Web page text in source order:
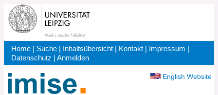
Direkt
zum
Inhalt
Kopfbereich
Home | Suche | Inhaltsübersicht | Kontakt | Impressum |
Datenschutz |Anmelden
English Website